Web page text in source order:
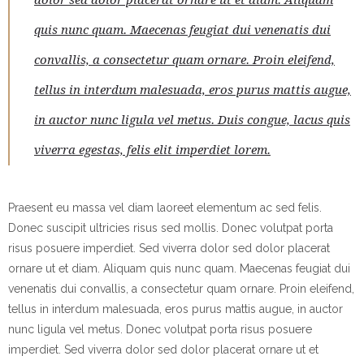
quis nunc quam. Maecenas feugiat dui venenatis dui
convallis, a consectetur quam ornare. Proin eleifend,
tellus in interdum malesuada, eros purus mattis augue,
in auctor nunc ligula vel metus. Duis congue, lacus quis
viverra egestas, felis elit imperdiet lorem.
Praesent eu massa vel diam laoreet elementum ac sed felis.
Donec suscipit ultricies risus sed mollis. Donec volutpat porta
risus posuere imperdiet. Sed viverra dolor sed dolor placerat
ornare ut et diam. Aliquam quis nunc quam. Maecenas feugiat dui
venenatis dui convallis, a consectetur quam ornare. Proin eleifend,
tellus in interdum malesuada, eros purus mattis augue, in auctor
nunc ligula vel metus. Donec volutpat porta risus posuere
imperdiet. Sed viverra dolor sed dolor placerat ornare ut et